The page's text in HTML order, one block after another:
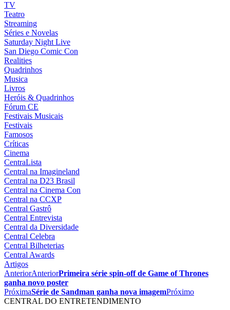
TV
Teatro
Streaming
Séries e Novelas
Saturday Night Live
San Diego Comic Con
Realities
Quadrinhos
Musica
Livros
Heróis & Quadrinhos
Fórum CE
Festivais Musicais
Festivais
Famosos
Críticas
Cinema
CentraLista
Central na Imagineland
Central na D23 Brasil
Central na Cinema Con
Central na CCXP
Central Gastrô
Central Entrevista
Central da Diversidade
Central Celebra
Central Bilheterias
Central Awards
Artigos
AnteriorAnteriorPrimeira série spin-off de Game of Thrones
ganha novo poster
PróximaSérie de Sandman ganha nova imagemPróximo
CENTRAL DO ENTRETENDIMENTO